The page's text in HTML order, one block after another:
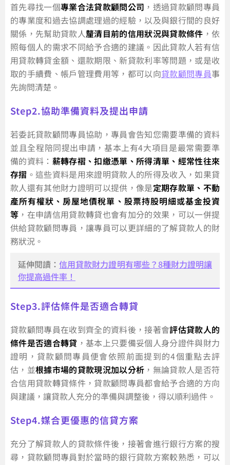
首先尋找一個專業合法貸款顧問公司 ，透過貸款顧問專員
的專業度和過去協調處理過的經驗，以及與銀行間的良好
關係，先幫助貸款人釐清目前的信用狀況與貸款條件 ，依
照每個人的需求不同給予合適的建議。因此貸款人若有信
用貸款轉貸金額、還款期限、新貸款利率等問題，或是收
取的手續費、帳戶管理費用等，都可以向貸款顧問專員事
先詢問清楚。
Step2.協助準備資料及提出申請
若委託貸款顧問專員協助，專員會告知您需要準備的資料
並且全程陪同提出申請，基本上有4大項目是最常需要準
備的資料： 薪轉存褶、扣繳憑單、所得清單、經常性往來
存摺 。這些資料是用來證明貸款人的所得及收入，如果貸
款人還有其他財力證明可以提供，像是定期存款單、不動
產所有權狀、房屋地價稅單、股票持股明細或基金投資
等 ，在申請信用貸款轉貸也會有加分的效果，可以一併提
供給貸款顧問專員，讓專員可以更詳細的了解貸款人的財
務狀況。
延伸閱讀：信用貸款財力證明有哪些？8種財力證明讓
你提高過件率！
Step3.評估條件是否適合轉貸
貸款顧問專員在收到齊全的資料後，接著會評估貸款人的
條件是否適合轉貸 ，基本上只要備妥個人身分證件與財力
證明，貸款顧問專員便會依照前面提到的4個重點去評
估，並根據市場的貸款現況加以分析 ，無論貸款人是否符
合信用貸款轉貸條件，貸款顧問專員都會給予合適的方向
與建議，讓貸款人充分的準備與調整後，得以順利過件。
Step4.媒合更優惠的信貸方案
充分了解貸款人的貸款條件後，接著會進行銀行方案的搜
尋，貸款顧問專員對於當時的銀行貸款方案較熟悉，可以